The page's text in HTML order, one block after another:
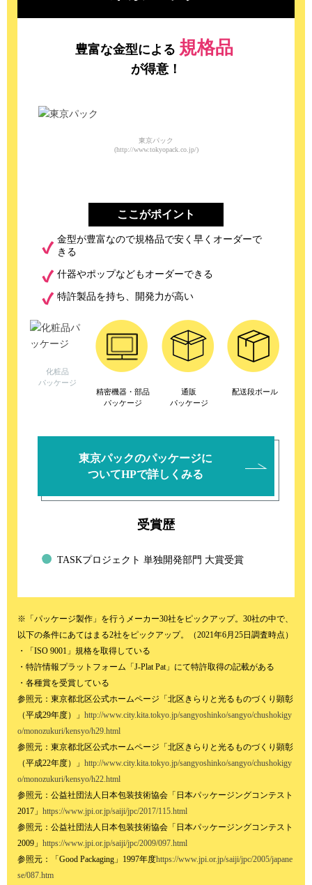
豊富な金型による 規格品
が得意！
東京パック
(http://www.tokyopack.co.jp/)
ここがポイント
金型が豊富なので規格品で安く早くオーダーで
きる
什器やポップなどもオーダーできる
特許製品を持ち、開発力が高い
化粧品
パッケージ
精密機器・部品
パッケージ
通販
パッケージ
配送段ボール
東京パックのパッケージに
ついてHPで詳しくみる
受賞歴
TASKプロジェクト 単独開発部門 大賞受賞
※「パッケージ製作」を行うメーカー30社をピックアップ。30社の中で、
以下の条件にあてはまる2社をピックアップ。（2021年6月25日調査時点）
・「ISO 9001」規格を取得している
・特許情報プラットフォーム「J-Plat Pat」にて特許取得の記載がある
・各種賞を受賞している
参照元：東京都北区公式ホームページ「北区きらりと光るものづくり顕彰
（平成29年度）」 http://www.city.kita.tokyo.jp/sangyoshinko/sangyo/chushokigy
o/monozukuri/kensyo/h29.html
参照元：東京都北区公式ホームページ「北区きらりと光るものづくり顕彰
（平成22年度）」 http://www.city.kita.tokyo.jp/sangyoshinko/sangyo/chushokigy
o/monozukuri/kensyo/h22.html
参照元：公益社団法人日本包装技術協会「日本パッケージングコンテスト
2017」 https://www.jpi.or.jp/saiji/jpc/2017/115.html
参照元：公益社団法人日本包装技術協会「日本パッケージングコンテスト
2009」 https://www.jpi.or.jp/saiji/jpc/2009/097.html
参照元：「Good Packaging」1997年度https://www.jpi.or.jp/saiji/jpc/2005/japane
se/087.htm